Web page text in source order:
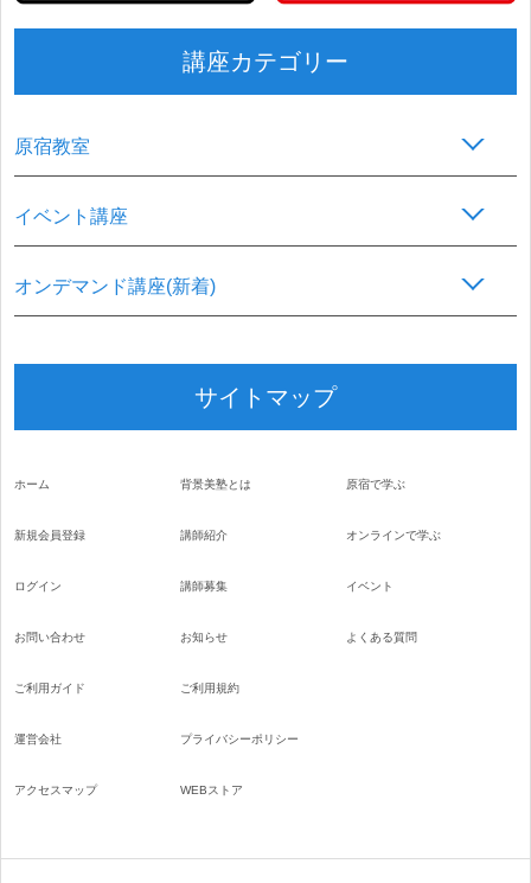
講座カテゴリー
原宿教室
イベント講座
オンデマンド講座(新着)
サイトマップ
ホーム
新規会員登録
ログイン
お問い合わせ
背景美塾とは
講師紹介
講師募集
お知らせ
原宿で学ぶ
オンラインで学ぶ
イベント
よくある質問
ご利用ガイド
運営会社
アクセスマップ
ご利用規約
プライバシーポリシー
WEBストア